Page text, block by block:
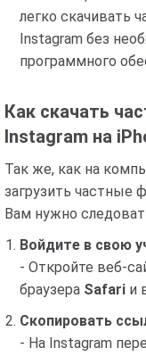
легко скачивать
Instagram без
программного
Как скачать
Instagram на
Так же, как на
загрузить частные
Вам нужно
Войдите в свою
- Откройте веб-
браузера Safari и
Скопировать
- На Instagram